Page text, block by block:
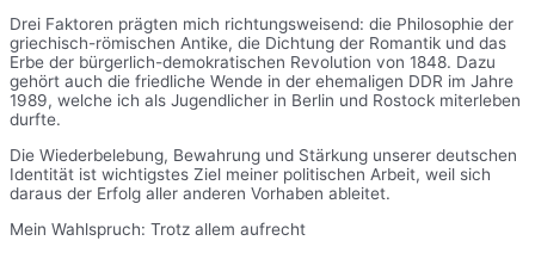
Drei Faktoren prägten mich richtungsweisend: die Philosophie der
griechisch-römischen Antike, die Dichtung der Romantik und das
Erbe der bürgerlich-demokratischen Revolution von 1848. Dazu
gehört auch die friedliche Wende in der ehemaligen DDR im Jahre
1989, welche ich als Jugendlicher in Berlin und Rostock miterleben
durfte.
Die Wiederbelebung, Bewahrung und Stärkung unserer deutschen
Identität ist wichtigstes Ziel meiner politischen Arbeit, weil sich
daraus der Erfolg aller anderen Vorhaben ableitet.
Mein Wahlspruch: Trotz allem aufrecht